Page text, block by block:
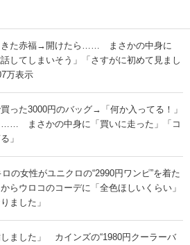
きた赤福→開けたら…… まさかの中身に
話してしまいそう」「さすがに初めて見まし
万表示
った3000円のバッグ→「何か入ってる！」
…… まさかの中身に「買いに走った」「コ
」
の女性がユニクロの“2990円ワンピ”を着た
ウロコのコーデに「全色ほしいくらい」
ました」
しました」 カインズの“1980円クーラーバ